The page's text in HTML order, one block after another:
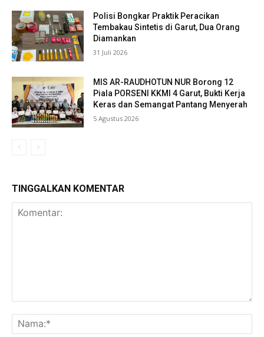
Polisi Bongkar Praktik Peracikan
Tembakau Sintetis di Garut, Dua Orang
Diamankan
31 Juli 2026
MIS AR-RAUDHOTUN NUR Borong 12
Piala PORSENI KKMI 4 Garut, Bukti Kerja
Keras dan Semangat Pantang Menyerah
5 Agustus 2026
TINGGALKAN KOMENTAR